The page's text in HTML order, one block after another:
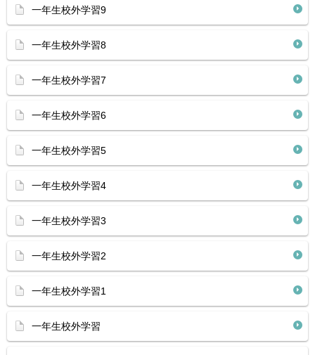
一年生校外学習9
一年生校外学習8
一年生校外学習7
一年生校外学習6
一年生校外学習5
一年生校外学習4
一年生校外学習3
一年生校外学習2
一年生校外学習1
一年生校外学習